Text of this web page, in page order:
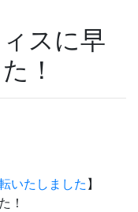
スに早
！
いたしました 】
！